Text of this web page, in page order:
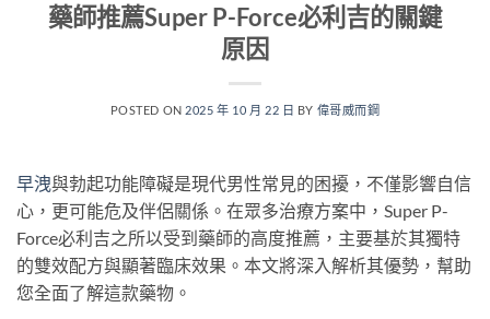
藥師推薦Super P-Force必利吉的關鍵
原因
POSTED ON 2025 年 10 月 22 日 BY 偉哥威而鋼
早洩與勃起功能障礙是現代男性常見的困擾，不僅影響自信
心，更可能危及伴侶關係。在眾多治療方案中，Super P-
Force必利吉之所以受到藥師的高度推薦，主要基於其獨特
的雙效配方與顯著臨床效果。本文將深入解析其優勢，幫助
您全面了解這款藥物。